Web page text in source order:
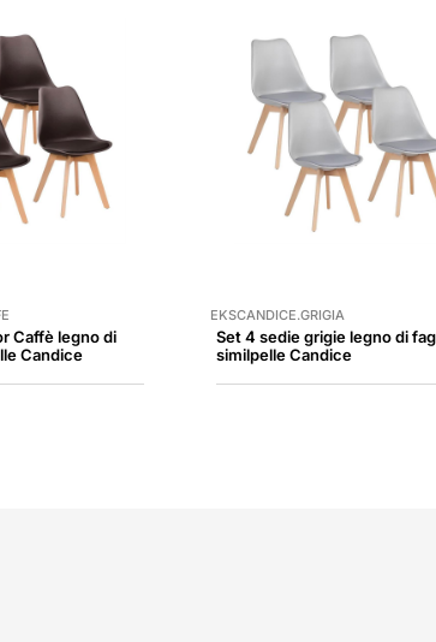
Caffè legno di
Candice
EKSCANDICE.GRIGIA
Set 4 sedie grigie legno di
similpelle Candice